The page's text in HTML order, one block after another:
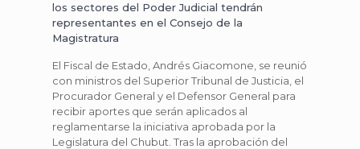
los sectores del Poder Judicial tendrán
representantes en el Consejo de la
Magistratura
El Fiscal de Estado, Andrés Giacomone, se reunió
con ministros del Superior Tribunal de Justicia, el
Procurador General y el Defensor General para
recibir aportes que serán aplicados al
reglamentarse la iniciativa aprobada por la
Legislatura del Chubut. Tras la aprobación del